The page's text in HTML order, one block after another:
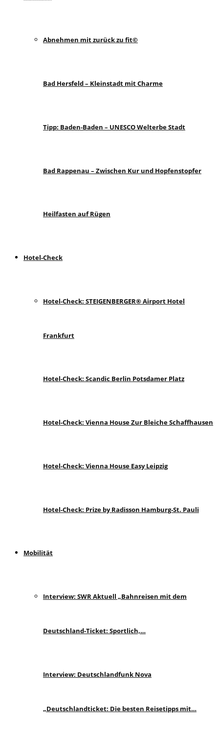
Abnehmen mit zurück zu fit©
Bad Hersfeld – Kleinstadt mit Charme
Tipp: Baden-Baden – UNESCO Welterbe Stadt
Bad Rappenau – Zwischen Kur und Hopfenstopfer
Heilfasten auf Rügen
Hotel-Check
Hotel-Check: STEIGENBERGER® Airport Hotel
Frankfurt
Hotel-Check: Scandic Berlin Potsdamer Platz
Hotel-Check: Vienna House Zur Bleiche Schaffhausen
Hotel-Check: Vienna House Easy Leipzig
Hotel-Check: Prize by Radisson Hamburg-St. Pauli
Mobilität
Interview: SWR Aktuell „Bahnreisen mit dem
Deutschland-Ticket: Sportlich,…
Interview: Deutschlandfunk Nova
„Deutschlandticket: Die besten Reisetipps mit…